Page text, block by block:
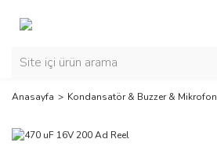
Anasayfa Kondansatör & Buzzer & Mikrofon